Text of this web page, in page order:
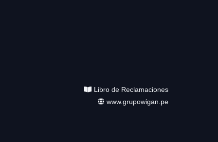
Libro de Reclamaciones
www.grupowigan.pe